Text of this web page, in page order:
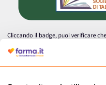
Cliccando il badge, puoi verificare
autorizzata dal Ministero della
medicinali.